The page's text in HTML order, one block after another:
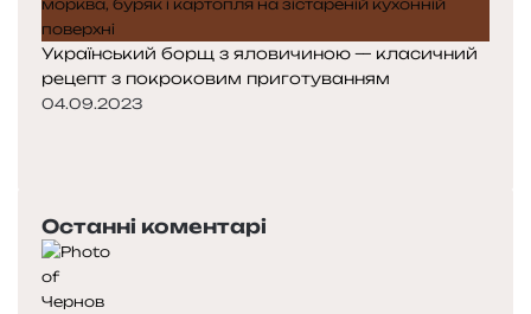
Український борщ з яловичиною — класичний
рецепт з покроковим приготуванням
04.09.2023
р
е
д
н
т
у
п
н
Останні коментарі